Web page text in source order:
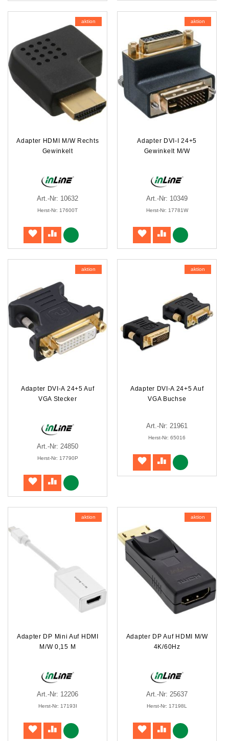
aktion
Adapter HDMI M/W Rechts
Gewinkelt
Art.-Nr: 10632
Herst-Nr: 17600T
aktion
Adapter DVI-I 24+5
Gewinkelt M/W
Art.-Nr: 10349
Herst-Nr: 17781W
aktion
Adapter DVI-A 24+5 Auf
VGA Stecker
Art.-Nr: 24850
Herst-Nr: 17790P
aktion
Adapter DVI-A 24+5 Auf
VGA Buchse
Art.-Nr: 21961
Herst-Nr: 65016
aktion
Adapter DP Mini Auf HDMI
M/W 0,15 M
Art.-Nr: 12206
Herst-Nr: 17193I
aktion
Adapter DP Auf HDMI M/W
4K/60Hz
Art.-Nr: 25637
Herst-Nr: 17198L